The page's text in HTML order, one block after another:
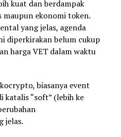
kuat dan berdampak
ekonomi token.
yang jelas, agenda
diperkirakan belum cukup
harga VET dalam waktu
biasanya event
katalis “soft” (lebih ke
jelas.